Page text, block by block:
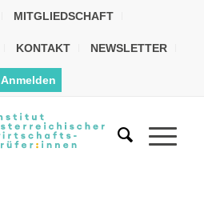
MITGLIEDSCHAFT
KONTAKT NEWSLETTER
Anmelden